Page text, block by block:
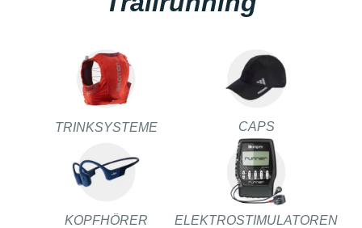
TRINKSYSTEME CAPS
KOPFHÖRER ELEKTROSTIMULATOREN